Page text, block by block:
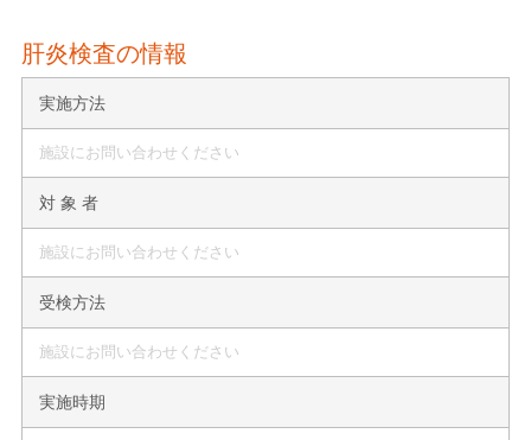
肝炎検査の情報
実施方法
施設にお問い合わせください
対 象 者
施設にお問い合わせください
受検方法
施設にお問い合わせください
実施時期